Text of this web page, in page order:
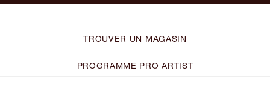
TROUVER UN MAGASIN
PROGRAMME PRO ARTIST